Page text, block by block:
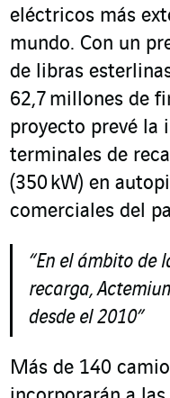
eléctricos más
mundo. Con un
de libras
62,7 millones de
proyecto prevé la
terminales de
(350 kW) en
comerciales del
“En el ámbito de
recarga,
desde el 2010”
Más de 140